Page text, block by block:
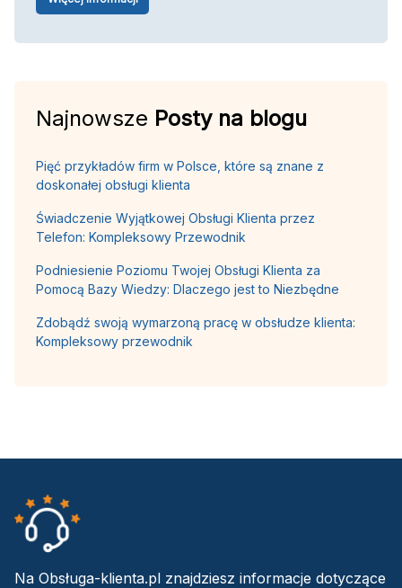
Najnowsze Posty na blogu
Pięć przykładów firm w Polsce, które są znane z
doskonałej obsługi klienta
Świadczenie Wyjątkowej Obsługi Klienta przez
Telefon: Kompleksowy Przewodnik
Podniesienie Poziomu Twojej Obsługi Klienta za
Pomocą Bazy Wiedzy: Dlaczego jest to Niezbędne
Zdobądź swoją wymarzoną pracę w obsłudze klienta:
Kompleksowy przewodnik
Na Obsługa-klienta.pl znajdziesz informacje dotyczące